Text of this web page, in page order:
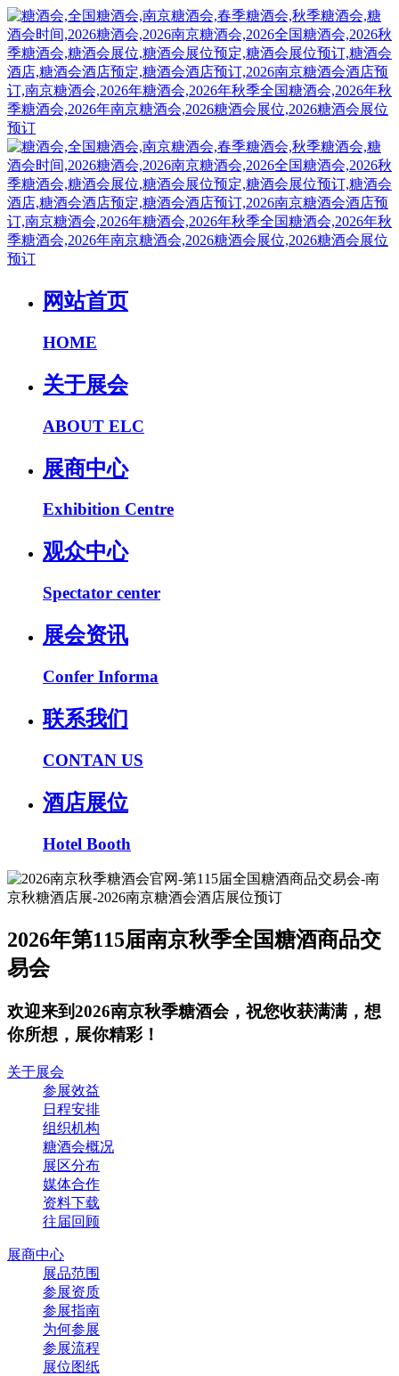
网站首页
HOME
关于展会
ABOUT ELC
展商中心
Exhibition Centre
观众中心
Spectator center
展会资讯
Confer Informa
联系我们
CONTAN US
酒店展位
Hotel Booth
2026年第115届南京秋季全国糖酒商品交
易会
欢迎来到2026南京秋季糖酒会，祝您收获满满，想
你所想，展你精彩！
关于展会
参展效益
日程安排
组织机构
糖酒会概况
展区分布
媒体合作
资料下载
往届回顾
展商中心
展品范围
参展资质
参展指南
为何参展
参展流程
展位图纸